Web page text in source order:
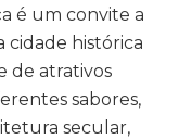
é um convite a
cidade histórica
de atrativos
sabores,
secular,